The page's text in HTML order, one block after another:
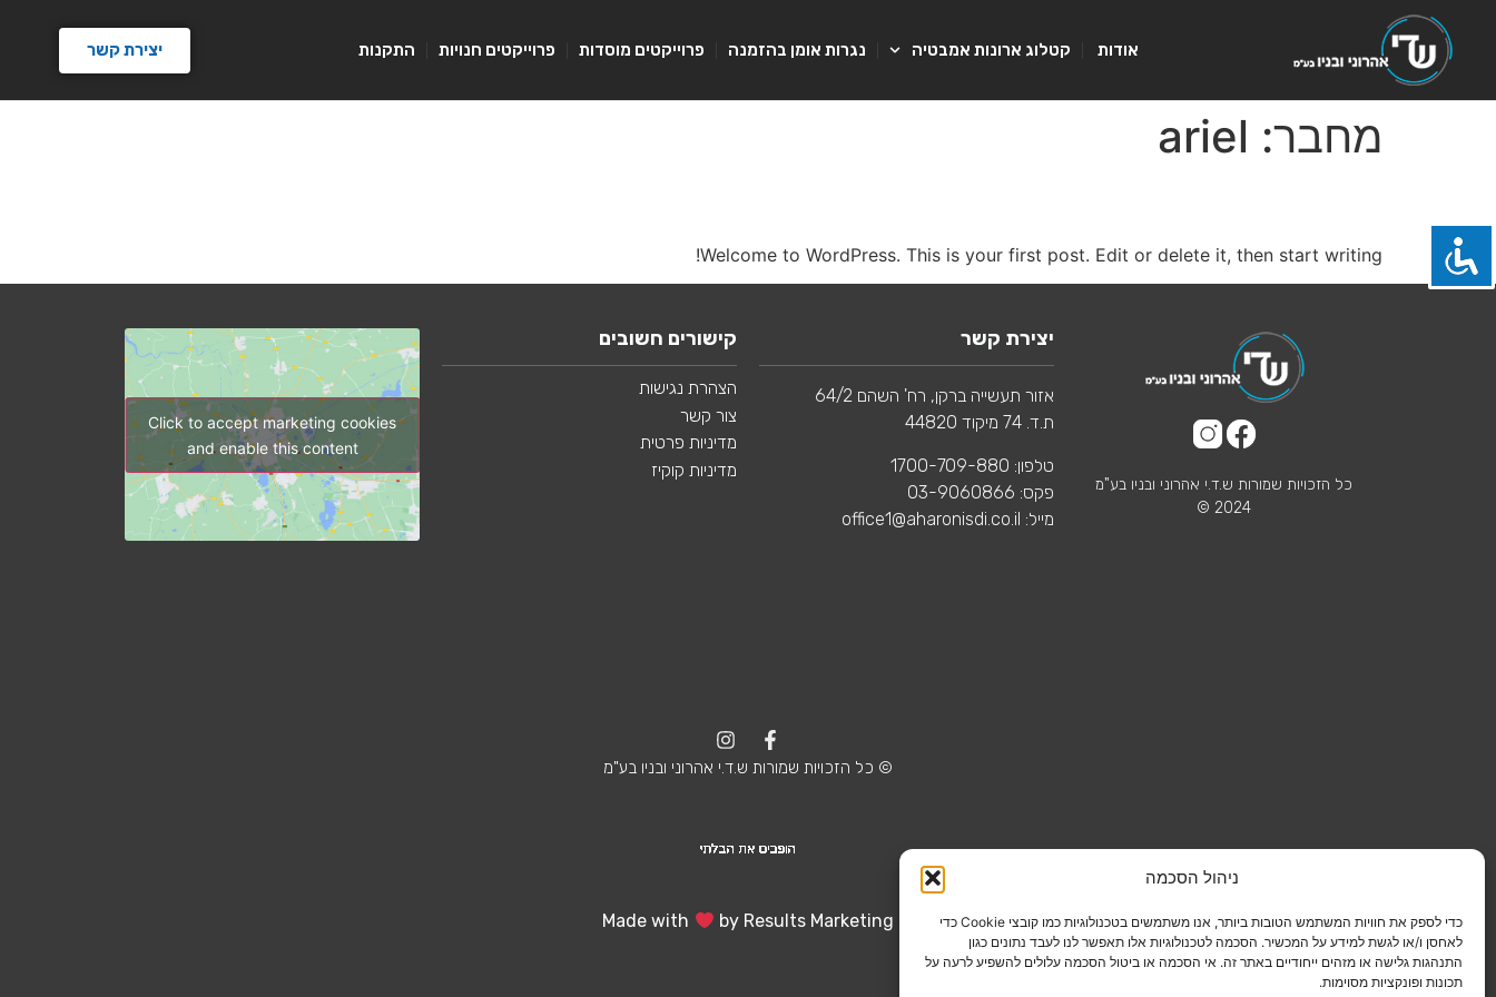
ניהול הסכמה
כדי לספק את חוויות המשתמש הטובות ביותר, אנו משתמשים בטכנולוגיות כמו קובצי Cookie כדי
לאחסן ו/או לגשת למידע על המכשיר. הסכמה לטכנולוגיות אלו תאפשר לנו לעבד נתונים כגון
התנהגות גלישה או מזהים ייחודיים באתר זה. אי הסכמה או ביטול הסכמה עלולים להשפיע לרעה על
תכונות ופונקציות מסוימות.
אודות קטלוג ארונות אמבטיה נגרות אומן בהזמנה פרוייקטים מוסדות פרוייקטים חנויות התקנות יצירת קשר
מחבר: ariel
Welcome to WordPress. This is your first post. Edit or delete it, then start writing!
כל הזכויות שמורות ש.ד.י אהרוני ובניו בע"מ
2024 ©
יצירת קשר
אזור תעשייה ברקן, רח' השהם 64/2
ת.ד. 74 מיקוד 44820
טלפון: 1700-709-880
פקס: 03-9060866
מייל: office1@aharonisdi.co.il
קישורים חשובים
הצהרת נגישות
צור קשר
מדיניות פרטית
מדיניות קוקיז
Click to accept marketing cookies
and enable this content
© כל הזכויות שמורות ש.ד.י אהרוני ובניו בע"מ
Made with by Results Marketing